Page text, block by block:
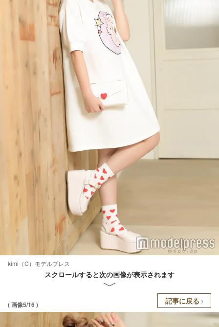
kimi（C）モデルプレス
スクロールすると次の画像が表示されます
( 画像5/16 ) 記事に戻る